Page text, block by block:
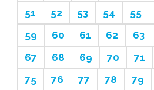
51
52 53 54 55
59
60 61 62 63
67
68 69 70 71
75
76 77 78 79